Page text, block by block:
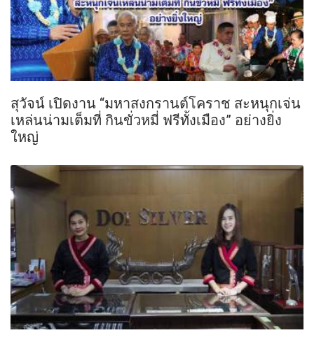
สุวัจน์ เปิดงาน “มหาสงกรานต์โคราช สะหนุกเจ่น
เหล่นน่ามเต็มที่ กินขั่วหมี่ ฟรีทั้งเมือง” อย่างยิ่ง
ใหญ่